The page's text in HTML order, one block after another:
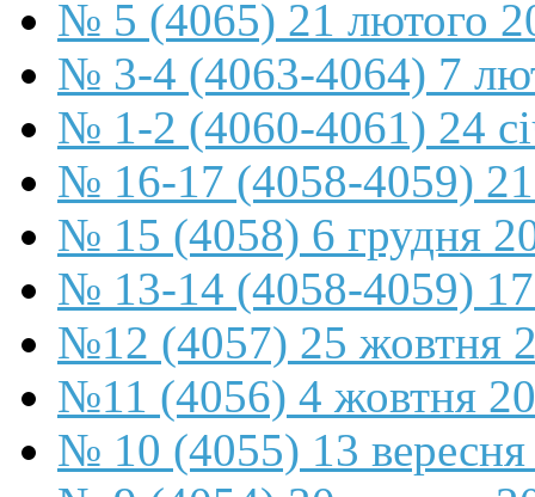
№ 5 (4065) 21 лютого
№ 3-4 (4063-4064) 7
№ 1-2 (4060-4061) 24
№ 16-17 (4058-4059) 21
№ 15 (4058) 6 грудня
№ 13-14 (4058-4059) 17
№12 (4057) 25 жовтня
№11 (4056) 4 жовтня
№ 10 (4055) 13